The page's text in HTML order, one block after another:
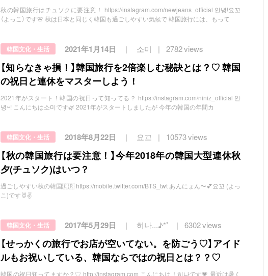
秋の韓国旅行はチュソクに要注意！ https://instagram.com/newjeans_official 안녕!요꼬
（よっこ）です🌸 秋は日本と同じく韓国も過ごしやすい気候で 韓国旅行には、もって
韓国文化・生活 2021年1月14日 소미 2782 views
【知らなきゃ損！】韓国旅行を2倍楽しむ秘訣とは？♡ 韓国
の祝日と連休をマスターしよう！
2021年がスタート！韓国の祝日って知ってる？ https://instagram.com/niniz_official 안
녕~! こんにちは소미です🌿 2021年がスタートしましたが 今年の韓国の年間カ
韓国文化・生活 2018年8月22日 요꼬 10573 views
【秋の韓国旅行は要注意！】今年2018年の韓国大型連休秋
夕(チュソク)はいつ？
過ごしやすい秋の韓国🇰🇷 https://mobile.twitter.com/BTS_twt あんにょん〜💕요꼬 (よっ
こ)です🐰✌
韓国文化・生活 2017年5月29日 히나...♪*ﾟ 6302 views
【せっかくの旅行でお店が空いてない。を防ごう♡】アイド
ルもお祝いしている、韓国ならではの祝日とは？？♡
韓国の祝日知ってますか？♡ http://instagram.com こんにちは！히나です💗 最近は暑く